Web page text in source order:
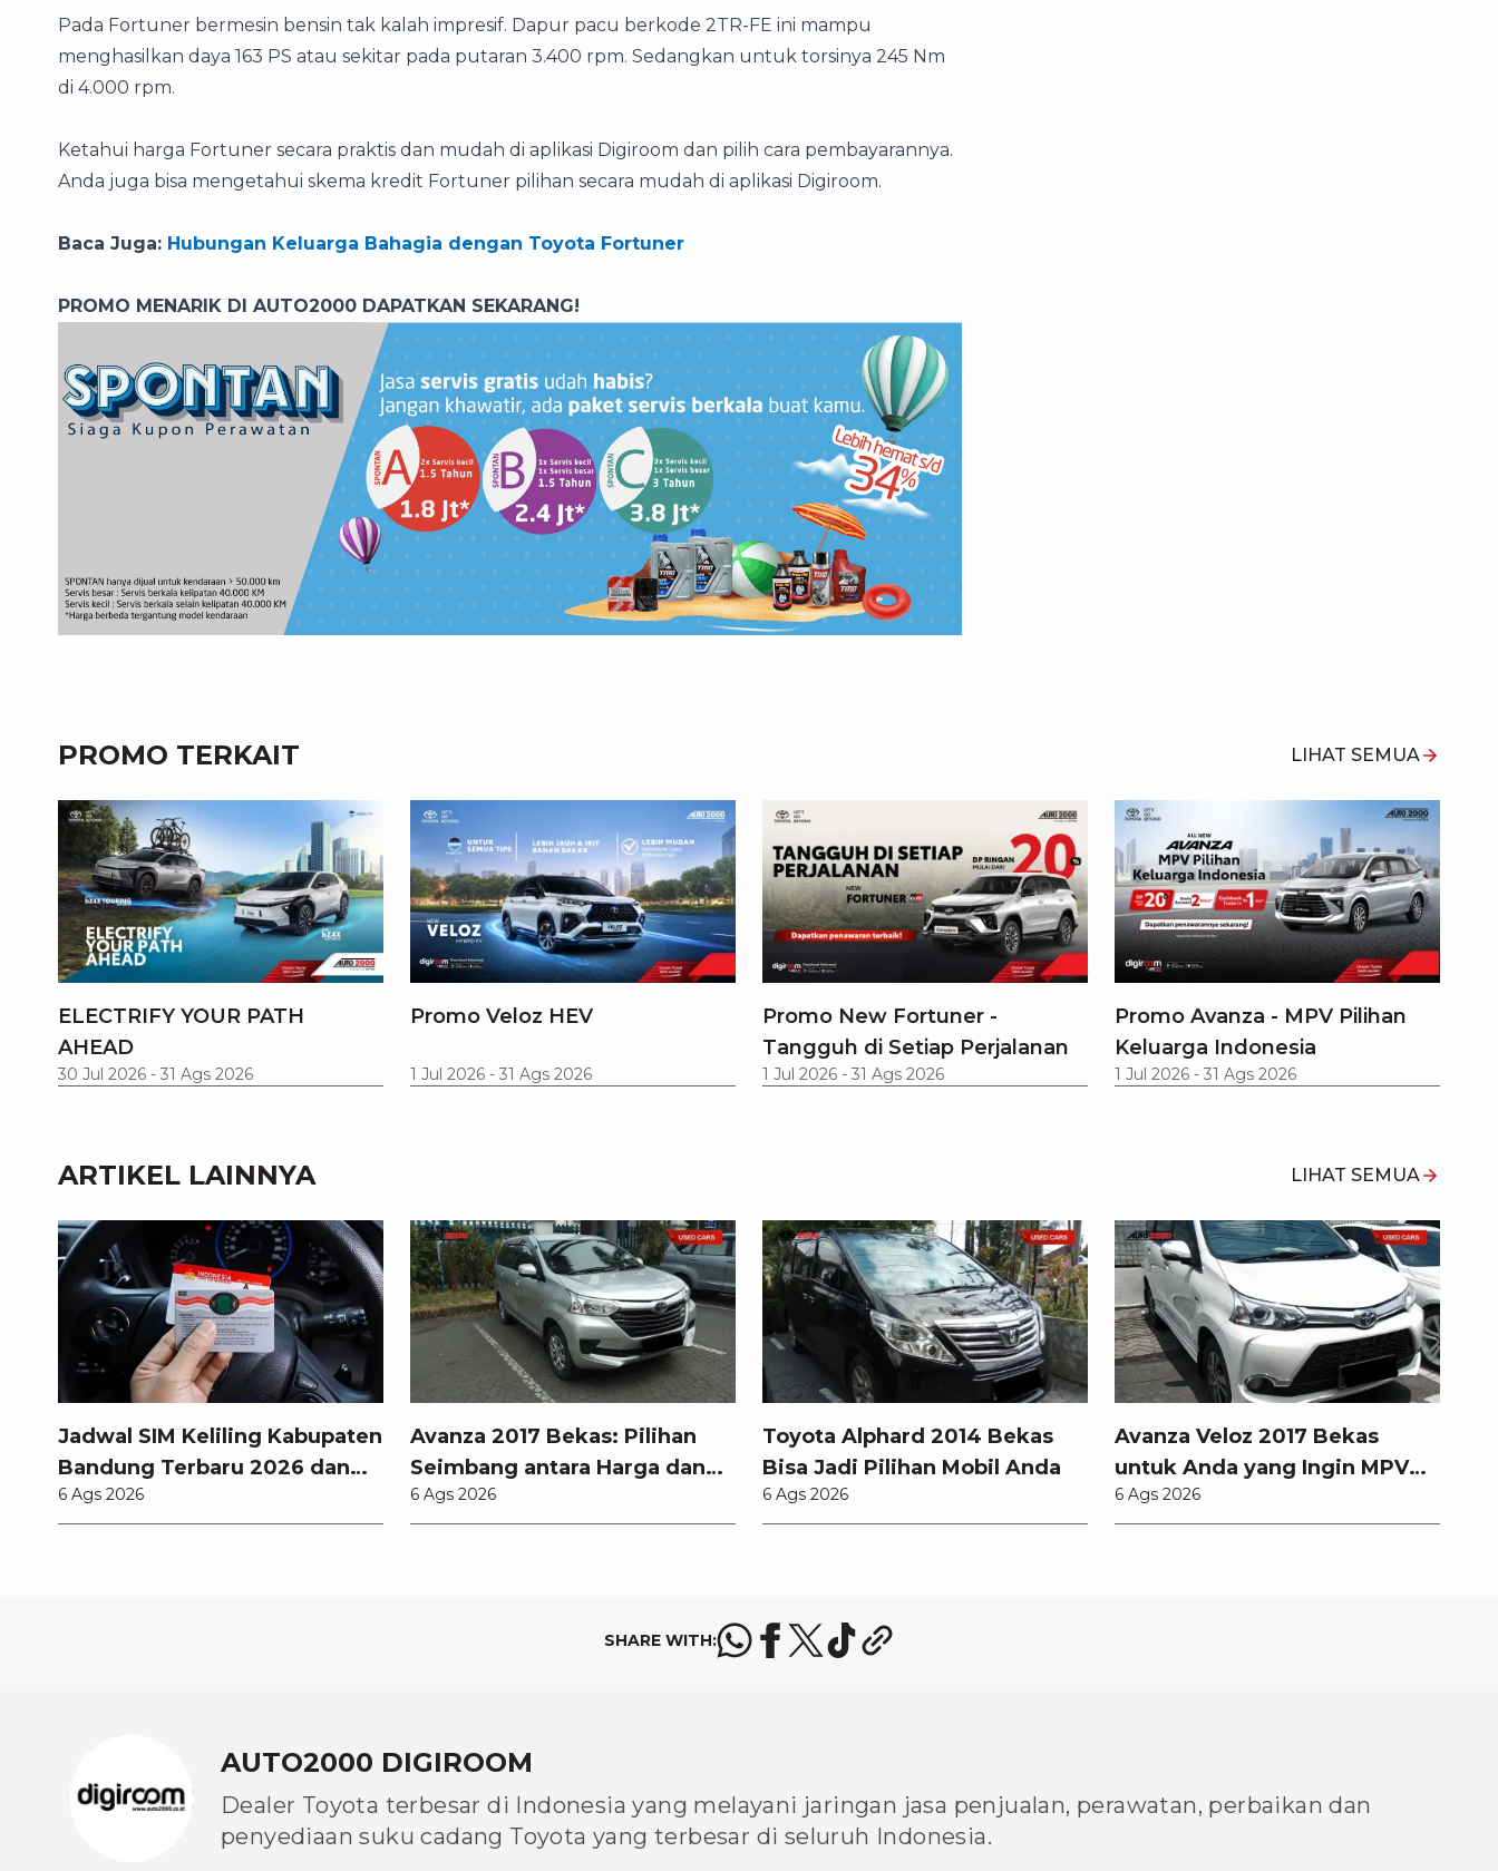
Pada Fortuner bermesin bensin tak kalah impresif. Dapur pacu berkode 2TR-FE ini mampu
menghasilkan daya 163 PS atau sekitar pada putaran 3.400 rpm. Sedangkan untuk torsinya 245 Nm
di 4.000 rpm.
Ketahui harga Fortuner secara praktis dan mudah di aplikasi Digiroom dan pilih cara pembayarannya.
Anda juga bisa mengetahui skema kredit Fortuner pilihan secara mudah di aplikasi Digiroom.
Baca Juga: Hubungan Keluarga Bahagia dengan Toyota Fortuner
PROMO MENARIK DI AUTO2000 DAPATKAN SEKARANG!
PROMO TERKAIT LIHAT SEMUA
ELECTRIFY YOUR PATH
AHEAD
30 Jul 2026 - 31 Ags 2026
Promo Veloz HEV
1 Jul 2026 - 31 Ags 2026
Promo New Fortuner -
Tangguh di Setiap Perjalanan
1 Jul 2026 - 31 Ags 2026
Promo Avanza - MPV Pilihan
Keluarga Indonesia
1 Jul 2026 - 31 Ags 2026
ARTIKEL LAINNYA LIHAT SEMUA
Jadwal SIM Keliling Kabupaten
Bandung Terbaru 2026 dan
Lokasinya
6 Ags 2026
Avanza 2017 Bekas: Pilihan
Seimbang antara Harga dan
Fitur Modern
6 Ags 2026
Toyota Alphard 2014 Bekas
Bisa Jadi Pilihan Mobil Anda
6 Ags 2026
Avanza Veloz 2017 Bekas
untuk Anda yang Ingin MPV
Modern
6 Ags 2026
SHARE WITH:
AUTO2000 DIGIROOM
Dealer Toyota terbesar di Indonesia yang melayani jaringan jasa penjualan, perawatan, perbaikan dan
penyediaan suku cadang Toyota yang terbesar di seluruh Indonesia.